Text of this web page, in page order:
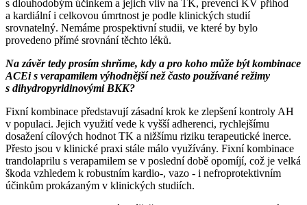
s dlouhodobým účinkem a jejich vliv na TK, prevenci KV příhod
a kardiální i celkovou úmrtnost je podle klinických studií
srovnatelný. Nemáme prospektivní studii, ve které by bylo
provedeno přímé srovnání těchto léků.
Na závěr tedy prosím shrňme, kdy a pro koho může být kombinace
ACEi s verapamilem výhodnější než často používané režimy
s dihydropyridinovými BKK?
Fixní kombinace představují zásadní krok ke zlepšení kontroly AH
v populaci. Jejich využití vede k vyšší adherenci, rychlejšímu
dosažení cílových hodnot TK a nižšímu riziku terapeutické inerce.
Přesto jsou v klinické praxi stále málo využívány. Fixní kombinace
trandolaprilu s verapamilem se v poslední době opomíjí, což je velká
škoda vzhledem k robustním kardio-, vazo -⁠ i nefroprotektivním
účinkům prokázaným v klinických studiích.